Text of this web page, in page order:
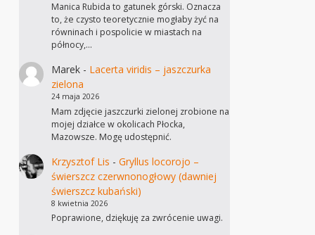
Manica Rubida to gatunek górski. Oznacza
to, że czysto teoretycznie mogłaby żyć na
równinach i pospolicie w miastach na
północy,…
Marek- Lacerta viridis – jaszczurka
zielona
24 maja 2026
Mam zdjęcie jaszczurki zielonej zrobione na
mojej działce w okolicach Płocka,
Mazowsze. Mogę udostępnić.
Krzysztof Lis - Gryllus locorojo –
świerszcz czerwnonogłowy (dawniej
świerszcz kubański)
8 kwietnia 2026
Poprawione, dziękuję za zwrócenie uwagi.